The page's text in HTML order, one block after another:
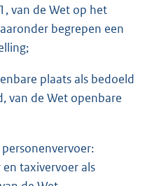
van de Wet op het
begrepen een
plaats als bedoeld
van de Wet openbare
taxivervoer als